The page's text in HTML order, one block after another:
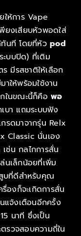
ห้การ Vape
ยงเสียบหัวพอดใส่
ทันที โดยที่หัวpod
ะบบปิด) ที่เติม
มีรสชาติให้เลือก
าให้พร้อมใช้งาน
กในขณะนี้ก็คือพอ
เบา แถมระบบฟัง
รดมาจากรุ่น Relx
Classic นั่นเอง
ช่น กลไกการสั่น
นเล็กน้อยที่เพิ่ม
สูบที่ดีสำหรับคุณ
องก็จะเกิดการสั่น
แจ้งเตือนอีกครั้ง
นาที ซึ่งเป็น
รวจสอบความถี่ใน